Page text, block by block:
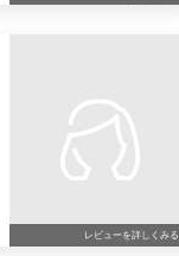
レビューを詳しくみる